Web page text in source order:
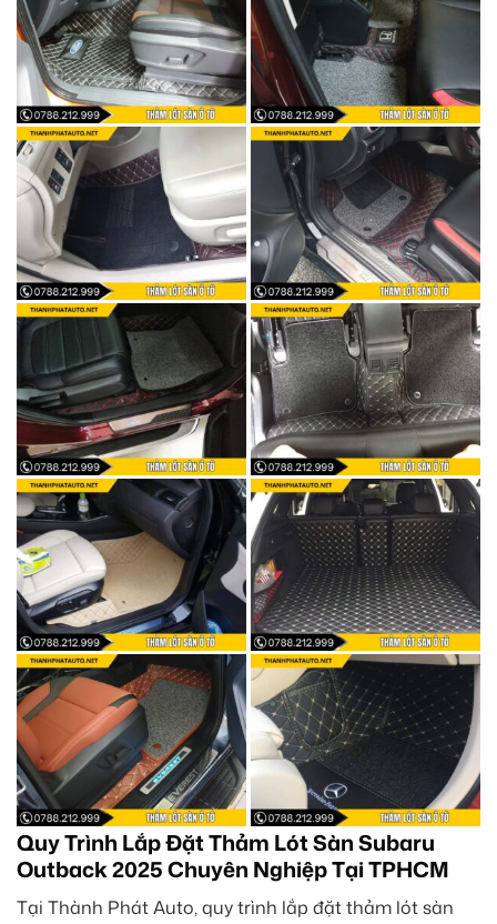
Quy Trình Lắp Đặt Thảm Lót Sàn Subaru
Outback 2025 Chuyên Nghiệp Tại TPHCM
Tại Thành Phát Auto, quy trình lắp đặt thảm lót sàn